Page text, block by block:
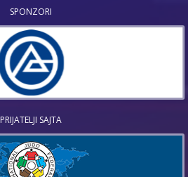
SPONZORI
PRIJATELJI SAJTA